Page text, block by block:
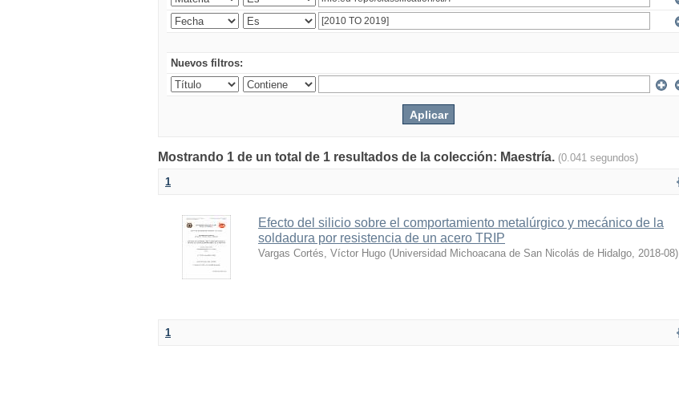
Nuevos filtros:
Mostrando 1 de un total de 1 resultados de la colección: Maestría. (0.041 segundos)
1
Efecto del silicio sobre el comportamiento metalúrgico y mecánico de la
soldadura por resistencia de un acero TRIP
Vargas Cortés, Víctor Hugo (Universidad Michoacana de San Nicolás de Hidalgo, 2018-08)
1